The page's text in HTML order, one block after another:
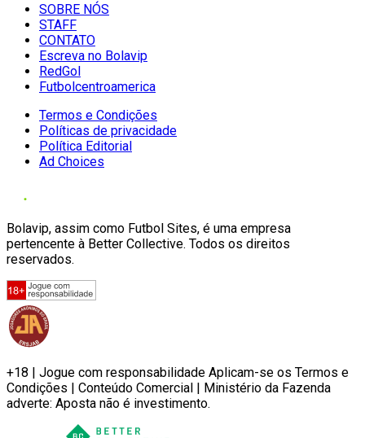
SOBRE NÓS
STAFF
CONTATO
Escreva no Bolavip
RedGol
Futbolcentroamerica
Termos e Condições
Políticas de privacidade
Política Editorial
Ad Choices
Bolavip, assim como Futbol Sites, é uma empresa
pertencente à Better Collective. Todos os direitos
reservados.
+18 | Jogue com responsabilidade Aplicam-se os Termos e
Condições | Conteúdo Comercial | Ministério da Fazenda
adverte: Aposta não é investimento.